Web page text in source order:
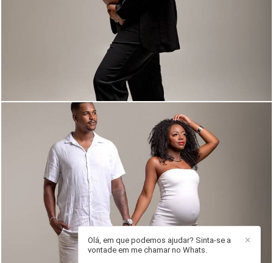
448
✕
Olá, em que podemos ajudar? Sinta-se a
vontade em me chamar no Whats.